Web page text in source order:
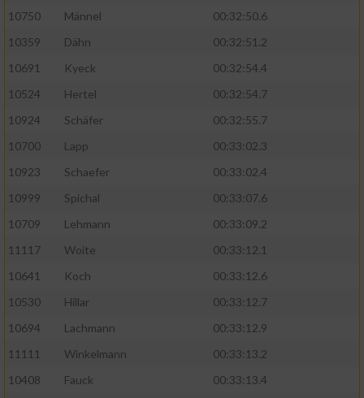
10750
Männel
00:32:50.6
10359
Dähn
00:32:51.2
10691
Kyeck
00:32:54.4
10524
Hertel
00:32:54.7
10924
Schäfer
00:32:55.7
10700
Lapp
00:33:02.3
10923
Schaefer
00:33:02.4
10999
Spichal
00:33:07.6
10709
Lehmann
00:33:09.2
11117
Woite
00:33:12.1
10641
Koch
00:33:12.6
10530
Hillar
00:33:12.7
10694
Lachmann
00:33:12.9
11111
Winkelmann
00:33:13.2
10408
Fauck
00:33:13.4
Geräte anhand von aktiv angeforderten
Informationen identifizieren
Nicht-IAB-Verarbeitungszwecke:
Notwendig
Performance
Funktional
Werbung